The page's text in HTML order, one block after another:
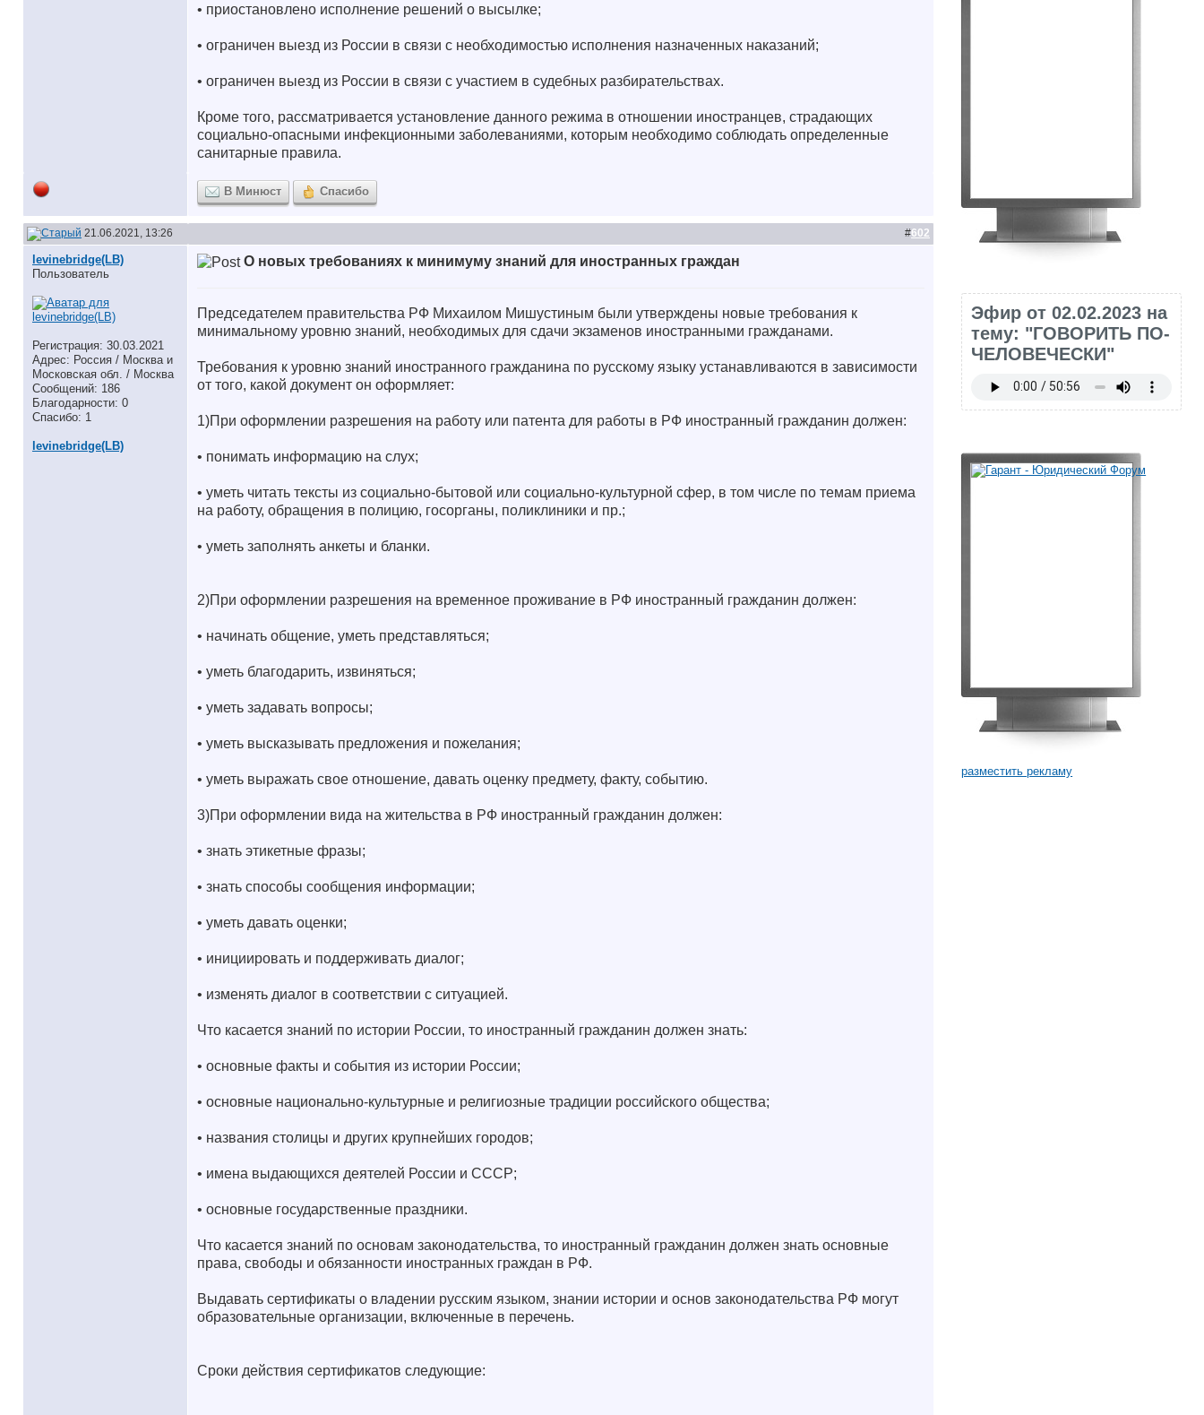
• приостановлено исполнение решений о высылке;
• ограничен выезд из России в связи с необходимостью исполнения назначенных наказаний;
• ограничен выезд из России в связи с участием в судебных разбирательствах.
Кроме того, рассматривается установление данного режима в отношении иностранцев, страдающих
социально-опасными инфекционными заболеваниями, которым необходимо соблюдать определенные
санитарные правила.
В Минюст Спасибо
21.06.2021, 13:26 #602
levinebridge(LB)
Пользователь
Регистрация: 30.03.2021
Адрес: Россия / Москва и
Московская обл. / Москва
Сообщений: 186
Благодарности: 0
Спасибо: 1
levinebridge(LB)
О новых требованиях к минимуму знаний для иностранных граждан
Председателем правительства РФ Михаилом Мишустиным были утверждены новые требования к
минимальному уровню знаний, необходимых для сдачи экзаменов иностранными гражданами.
Требования к уровню знаний иностранного гражданина по русскому языку устанавливаются в зависимости
от того, какой документ он оформляет:
1)При оформлении разрешения на работу или патента для работы в РФ иностранный гражданин должен:
• понимать информацию на слух;
• уметь читать тексты из социально-бытовой или социально-культурной сфер, в том числе по темам приема
на работу, обращения в полицию, госорганы, поликлиники и пр.;
• уметь заполнять анкеты и бланки.
2)При оформлении разрешения на временное проживание в РФ иностранный гражданин должен:
• начинать общение, уметь представляться;
• уметь благодарить, извиняться;
• уметь задавать вопросы;
• уметь высказывать предложения и пожелания;
• уметь выражать свое отношение, давать оценку предмету, факту, событию.
3)При оформлении вида на жительства в РФ иностранный гражданин должен:
• знать этикетные фразы;
• знать способы сообщения информации;
• уметь давать оценки;
• инициировать и поддерживать диалог;
• изменять диалог в соответствии с ситуацией.
Что касается знаний по истории России, то иностранный гражданин должен знать:
• основные факты и события из истории России;
• основные национально-культурные и религиозные традиции российского общества;
• названия столицы и других крупнейших городов;
• имена выдающихся деятелей России и СССР;
• основные государственные праздники.
Что касается знаний по основам законодательства, то иностранный гражданин должен знать основные
права, свободы и обязанности иностранных граждан в РФ.
Выдавать сертификаты о владении русским языком, знании истории и основ законодательства РФ могут
образовательные организации, включенные в перечень.
Сроки действия сертификатов следующие:
Эфир от 02.02.2023 на
тему: "ГОВОРИТЬ ПО-
ЧЕЛОВЕЧЕСКИ"
разместить рекламу